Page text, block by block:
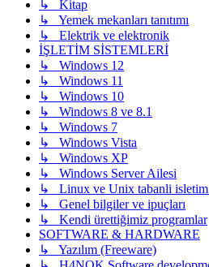
↳ Kitap
↳ Yemek mekanları tanıtımı
↳ Elektrik ve elektronik
İŞLETİM SİSTEMLERİ
↳ Windows 12
↳ Windows 11
↳ Windows 10
↳ Windows 8 ve 8.1
↳ Windows 7
↳ Windows Vista
↳ Windows XP
↳ Windows Server Ailesi
↳ Linux ve Unix tabanli isletim
↳ Genel bilgiler ve ipuçları
↳ Kendi ürettiğimiz programlar
SOFTWARE & HARDWARE
↳ Yazılım (Freeware)